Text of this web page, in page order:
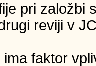
pri založbi
reviji v
faktor